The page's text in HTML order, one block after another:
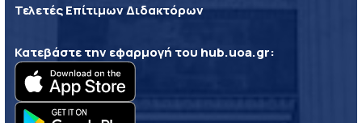
Τελετές Επίτιμων Διδακτόρων
Κατεβάστε την εφαρμογή του hub.uoa.gr: